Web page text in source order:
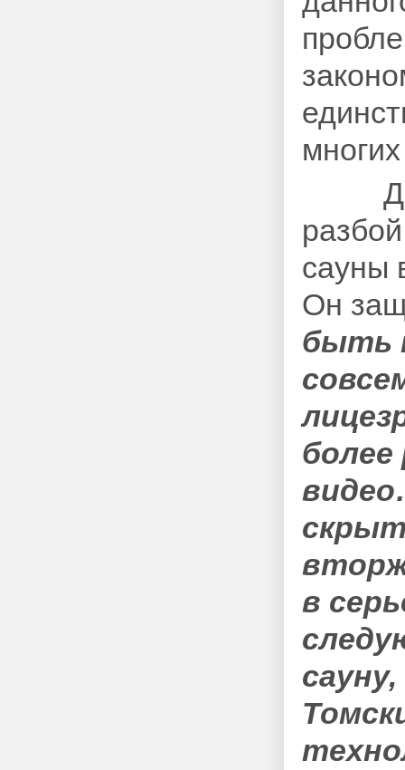
сауны
Он
быть
более
в